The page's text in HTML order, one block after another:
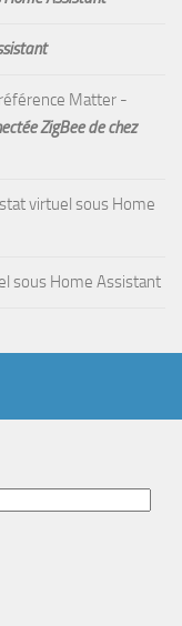
Matter -
ZigBee de chez
virtuel sous Home
sous Home Assistant